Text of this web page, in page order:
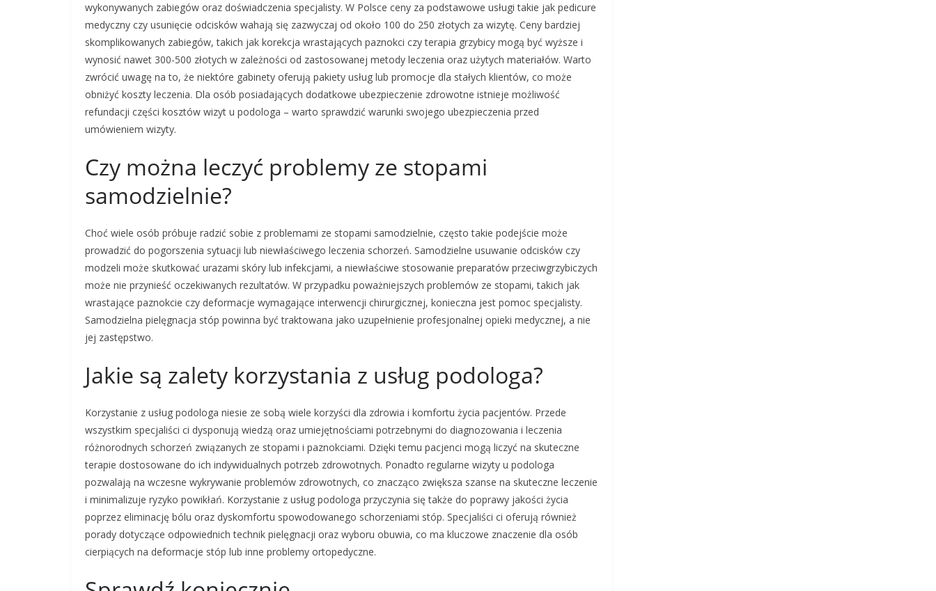
wykonywanych zabiegów oraz doświadczenia specjalisty. W Polsce ceny za podstawowe usługi takie jak pedicure
medyczny czy usunięcie odcisków wahają się zazwyczaj od około 100 do 250 złotych za wizytę. Ceny bardziej
skomplikowanych zabiegów, takich jak korekcja wrastających paznokci czy terapia grzybicy mogą być wyższe i
wynosić nawet 300-500 złotych w zależności od zastosowanej metody leczenia oraz użytych materiałów. Warto
zwrócić uwagę na to, że niektóre gabinety oferują pakiety usług lub promocje dla stałych klientów, co może
obniżyć koszty leczenia. Dla osób posiadających dodatkowe ubezpieczenie zdrowotne istnieje możliwość
refundacji części kosztów wizyt u podologa – warto sprawdzić warunki swojego ubezpieczenia przed
umówieniem wizyty.
Czy można leczyć problemy ze stopami
samodzielnie?
Choć wiele osób próbuje radzić sobie z problemami ze stopami samodzielnie, często takie podejście może
prowadzić do pogorszenia sytuacji lub niewłaściwego leczenia schorzeń. Samodzielne usuwanie odcisków czy
modzeli może skutkować urazami skóry lub infekcjami, a niewłaściwe stosowanie preparatów przeciwgrzybiczych
może nie przynieść oczekiwanych rezultatów. W przypadku poważniejszych problemów ze stopami, takich jak
wrastające paznokcie czy deformacje wymagające interwencji chirurgicznej, konieczna jest pomoc specjalisty.
Samodzielna pielęgnacja stóp powinna być traktowana jako uzupełnienie profesjonalnej opieki medycznej, a nie
jej zastępstwo.
Jakie są zalety korzystania z usług podologa?
Korzystanie z usług podologa niesie ze sobą wiele korzyści dla zdrowia i komfortu życia pacjentów. Przede
wszystkim specjaliści ci dysponują wiedzą oraz umiejętnościami potrzebnymi do diagnozowania i leczenia
różnorodnych schorzeń związanych ze stopami i paznokciami. Dzięki temu pacjenci mogą liczyć na skuteczne
terapie dostosowane do ich indywidualnych potrzeb zdrowotnych. Ponadto regularne wizyty u podologa
pozwalają na wczesne wykrywanie problemów zdrowotnych, co znacząco zwiększa szanse na skuteczne leczenie
i minimalizuje ryzyko powikłań. Korzystanie z usług podologa przyczynia się także do poprawy jakości życia
poprzez eliminację bólu oraz dyskomfortu spowodowanego schorzeniami stóp. Specjaliści ci oferują również
porady dotyczące odpowiednich technik pielęgnacji oraz wyboru obuwia, co ma kluczowe znaczenie dla osób
cierpiących na deformacje stóp lub inne problemy ortopedyczne.